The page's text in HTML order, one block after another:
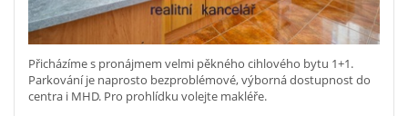
Přicházíme s pronájmem velmi pěkného cihlového bytu 1+1.
Parkování je naprosto bezproblémové, výborná dostupnost do
centra i MHD. Pro prohlídku volejte makléře.